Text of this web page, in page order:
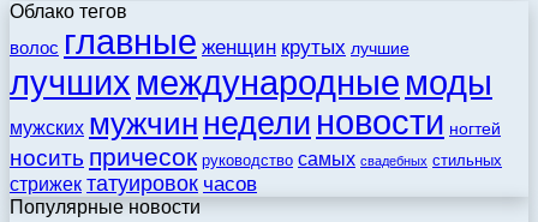
Облако тегов
волос главные женщин крутых лучшие
лучших международные моды
мужских мужчин недели новости ногтей
носить причесок руководство самых свадебных стильных
стрижек татуировок часов
Популярные новости